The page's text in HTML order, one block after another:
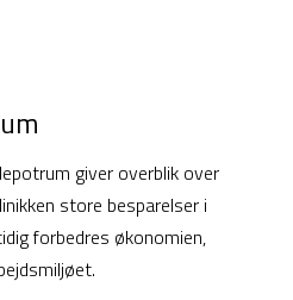
giver overblik over
store besparelser i
forbedres økonomien,